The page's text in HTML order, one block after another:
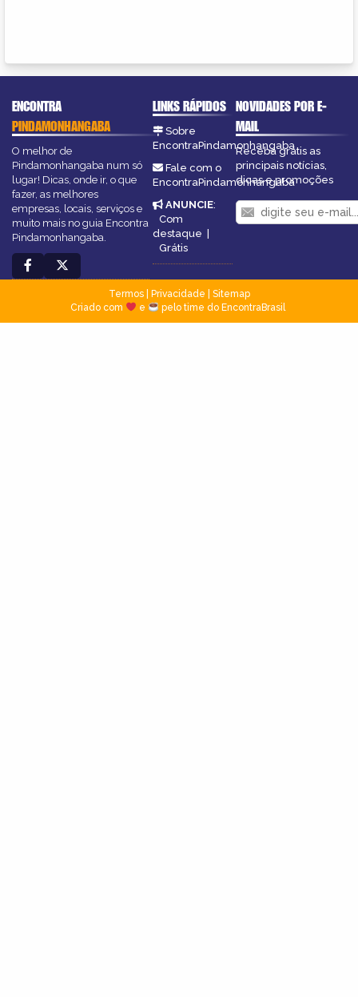
ENCONTRA
PINDAMONHANGABA
O melhor de
Pindamonhangaba num só
lugar! Dicas, onde ir, o que
fazer, as melhores
empresas, locais, serviços e
muito mais no guia Encontra
Pindamonhangaba.
LINKS RÁPIDOS
Sobre
EncontraPindamonhangaba
Fale com o
EncontraPindamonhangaba
ANUNCIE:
Com
destaque |
Grátis
NOVIDADES POR E-
MAIL
Receba grátis as
principais notícias,
dicas e promoções
Termos| Privacidade
Sitemap
Criado com
e pelo time do EncontraBrasil